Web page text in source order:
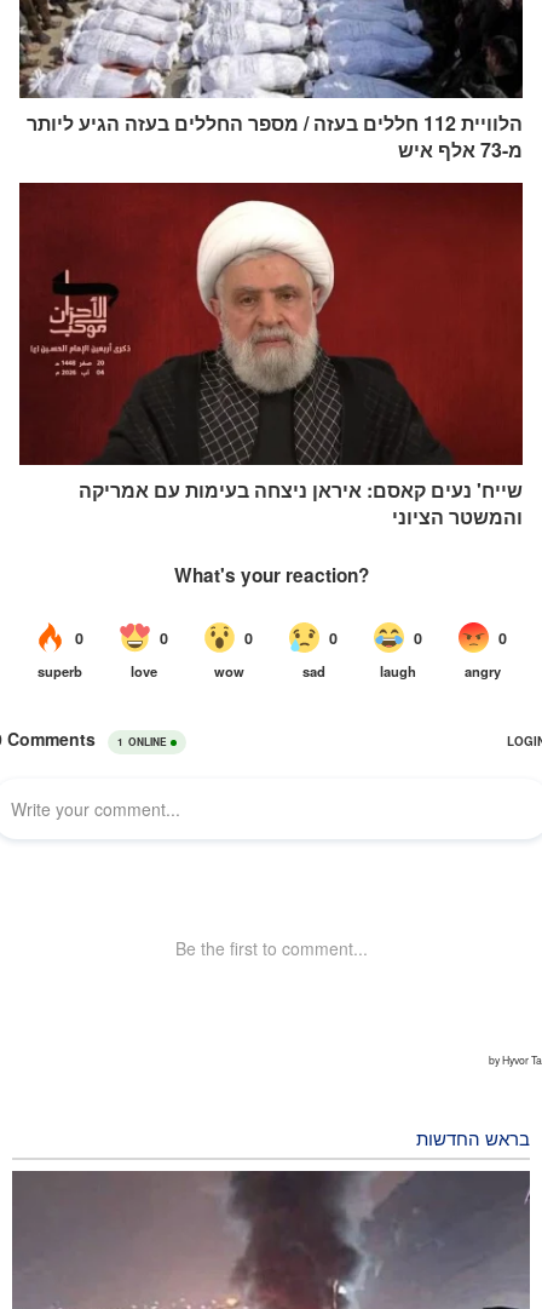
הלוויית 112 חללים בעזה / מספר החללים בעזה הגיע ליותר
מ-73 אלף איש
שייח' נעים קאסם: איראן ניצחה בעימות עם אמריקה
והמשטר הציוני
בראש החדשות